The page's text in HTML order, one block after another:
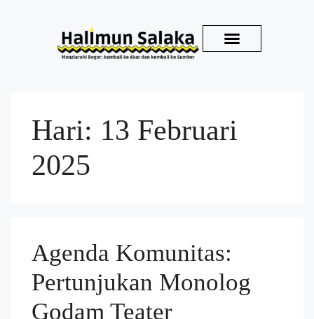
Hari: 13 Februari
2025
Agenda Komunitas:
Pertunjukan Monolog
Godam Teater